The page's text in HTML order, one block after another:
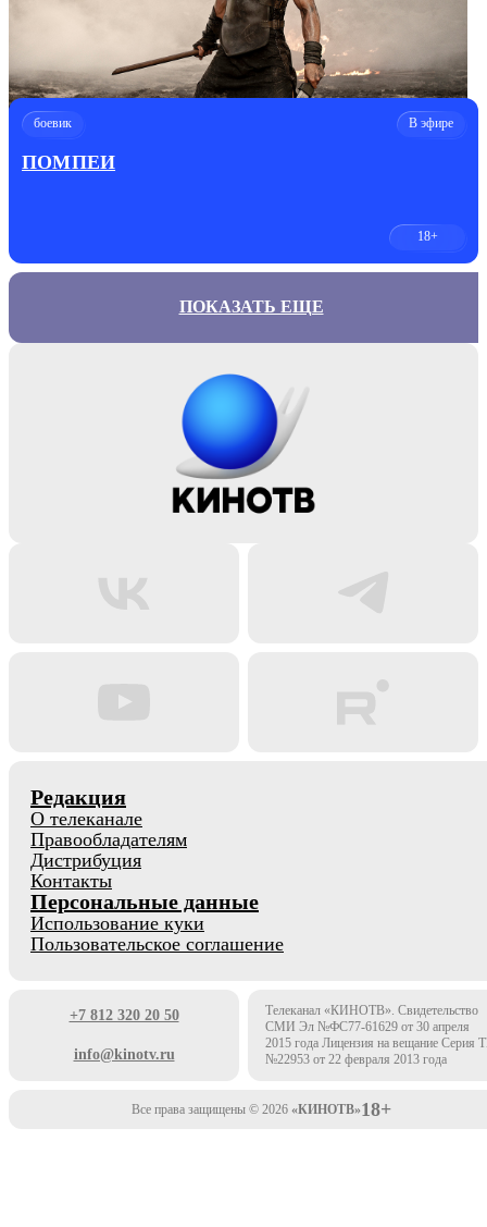
боевик В эфире
ПОМПЕИ
18+
ПОКАЗАТЬ ЕЩЕ
Редакция
О телеканале
Правообладателям
Дистрибуция
Контакты
Персональные данные
Использование куки
Пользовательское соглашение
+7 812 320 20 50
info@kinotv.ru
Телеканал «КИНОТВ». Свидетельство
СМИ Эл №ФС77-61629 от 30 апреля
2015 года Лицензия на вещание Серия
№22953 от 22 февраля 2013 года
Все права защищены © 2026 «КИНОТВ»18+